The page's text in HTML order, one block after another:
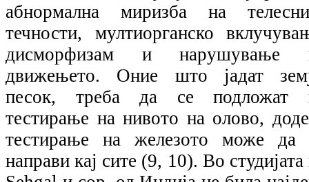
абнормална миризба на
течности, мултиорганско
дисморфизам и нарушување
движењето. Оние што јадат
песок, треба да се подложат
тестирање на нивото на олово,
тестирање на железото може да
направи кај сите (9, 10). Во студијата